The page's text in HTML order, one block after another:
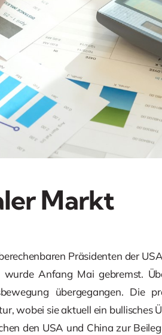
Markt
Präsidenten der
wurde Anfang Mai gebremst.
übergegangen. Die
wobei sie aktuell ein bullisches
den USA und China zur